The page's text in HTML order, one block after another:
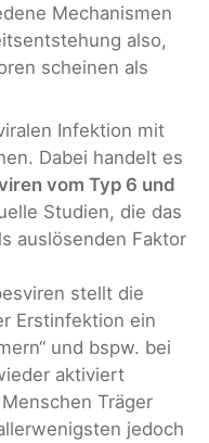
Mechanismen
also,
scheinen als
Infektion mit
Dabei handelt es
vom Typ 6 und
Studien, die das
auslösenden Faktor
stellt die
Erstinfektion ein
und bspw. bei
aktiviert
Träger
jedoch